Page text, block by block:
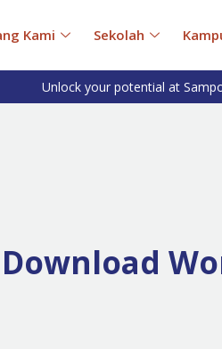
Kami Sekolah
Unlock your potential at